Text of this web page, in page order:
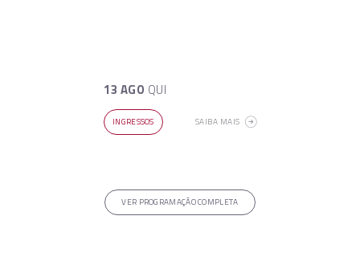
13 AGO QUI
INGRESSOS SAIBA MAIS
VER PROGRAMAÇÃO COMPLETA